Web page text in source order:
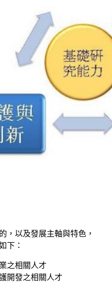
，以及發展主軸與特色，
下：
之相關人才
開發之相關人才